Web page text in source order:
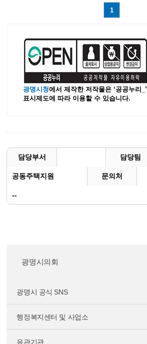
1
광명시청에서 제작한 저작물은 ‘공공누리_’
표시제도에 따라 이용할 수 있습니다.
담당부서 담당팀
공동주택지원 문의처
--
광명시의회
광명시 공식 SNS
행정복지센터 및 사업소
유관기관